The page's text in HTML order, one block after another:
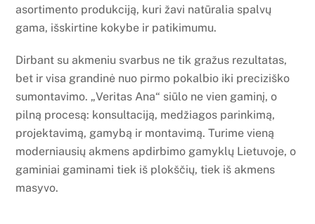
asortimento produkciją, kuri žavi natūralia spalvų
gama, išskirtine kokybe ir patikimumu.
Dirbant su akmeniu svarbus ne tik gražus rezultatas,
bet ir visa grandinė nuo pirmo pokalbio iki preciziško
sumontavimo. „Veritas Ana“ siūlo ne vien gaminį, o
pilną procesą: konsultaciją, medžiagos parinkimą,
projektavimą, gamybą ir montavimą. Turime vieną
moderniausių akmens apdirbimo gamyklų Lietuvoje, o
gaminiai gaminami tiek iš plokščių, tiek iš akmens
masyvo.